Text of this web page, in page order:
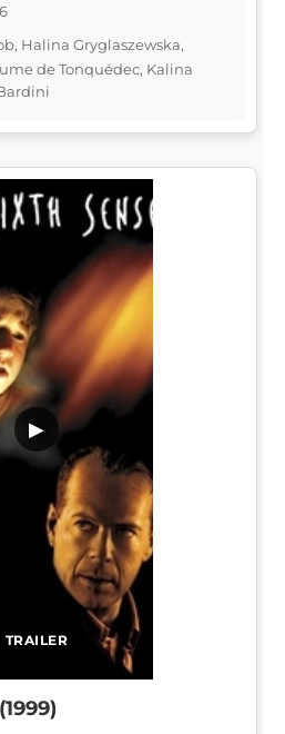
Halina Gryglaszewska,
de Tonquédec, Kalina
TRAILER
▶